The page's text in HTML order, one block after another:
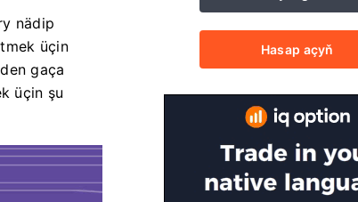
nädip
üçin
gaça
üçin şu
Hasap açyň